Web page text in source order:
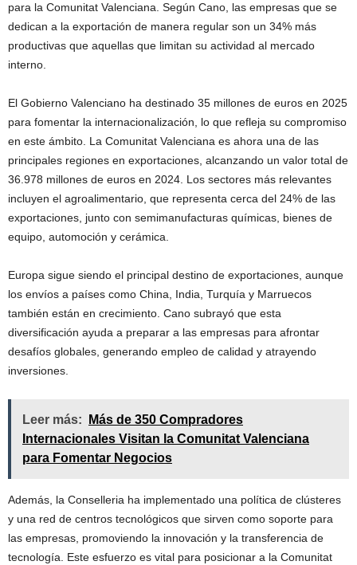
para la Comunitat Valenciana. Según Cano, las empresas que se
dedican a la exportación de manera regular son un 34% más
productivas que aquellas que limitan su actividad al mercado
interno.
El Gobierno Valenciano ha destinado 35 millones de euros en 2025
para fomentar la internacionalización, lo que refleja su compromiso
en este ámbito. La Comunitat Valenciana es ahora una de las
principales regiones en exportaciones, alcanzando un valor total de
36.978 millones de euros en 2024. Los sectores más relevantes
incluyen el agroalimentario, que representa cerca del 24% de las
exportaciones, junto con semimanufacturas químicas, bienes de
equipo, automoción y cerámica.
Europa sigue siendo el principal destino de exportaciones, aunque
los envíos a países como China, India, Turquía y Marruecos
también están en crecimiento. Cano subrayó que esta
diversificación ayuda a preparar a las empresas para afrontar
desafíos globales, generando empleo de calidad y atrayendo
inversiones.
Leer más:
Más de 350 Compradores
Internacionales Visitan la Comunitat Valenciana
para Fomentar Negocios
Además, la Conselleria ha implementado una política de clústeres
y una red de centros tecnológicos que sirven como soporte para
las empresas, promoviendo la innovación y la transferencia de
tecnología. Este esfuerzo es vital para posicionar a la Comunitat